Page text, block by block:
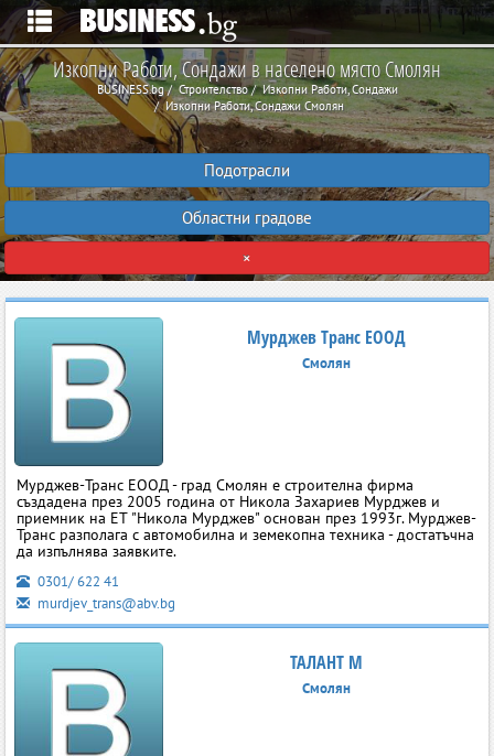
Изкопни Работи, Сондажи в населено място Смолян
BUSINESS.bg Строителство
Изкопни Работи, Сондажи
Изкопни Работи, Сондажи Смолян
Подотрасли
Областни градове
×
Мурджев Транс ЕООД
Смолян
Мурджев-Транс ЕООД - град Смолян е строителна фирма
създадена през 2005 година от Никола Захариев Мурджев и
приемник на ЕТ "Никола Мурджев" основан през 1993г. Мурджев-
Транс разполага с автомобилна и земекопна техника - достатъчна
да изпълнява заявките.
0301/ 622 41
murdjev_trans@abv.bg
ТАЛАНТ М
Смолян